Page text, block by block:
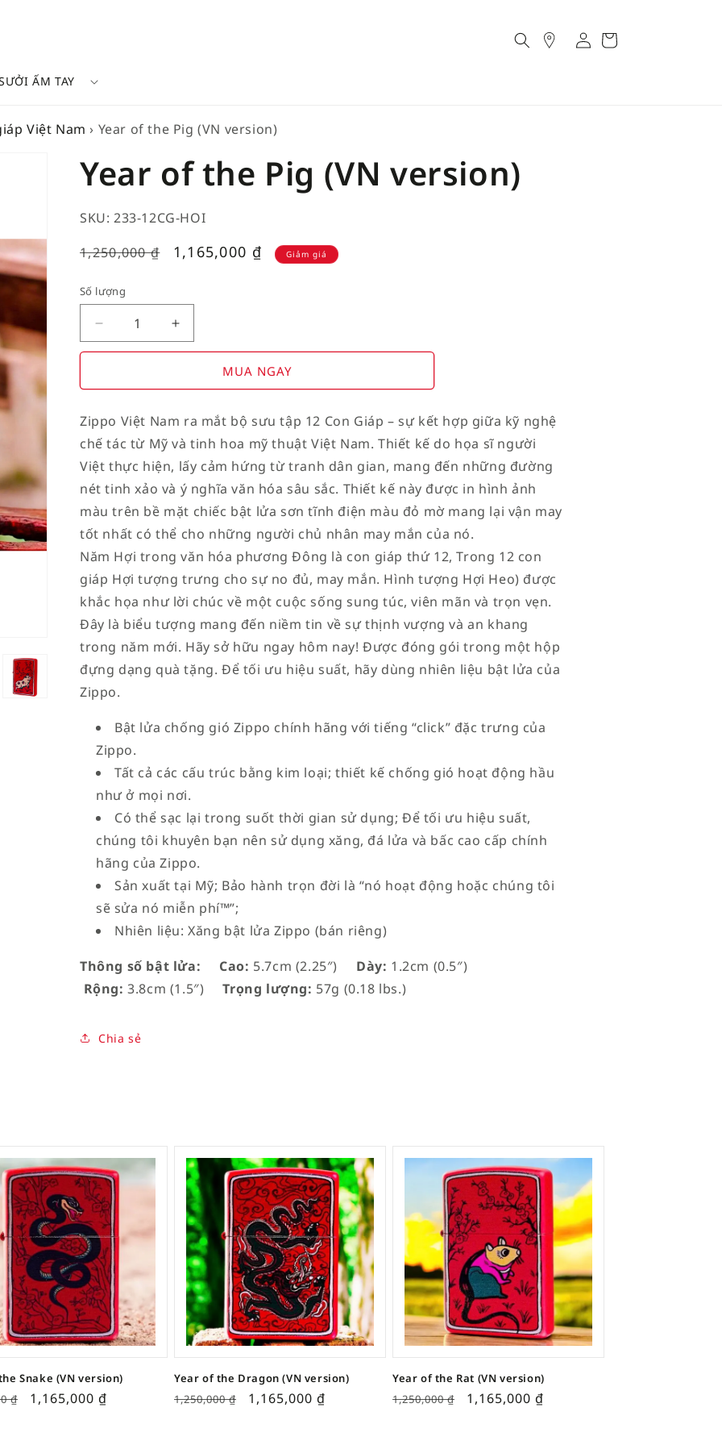
ẤM TAY
AccountCart
Việt Nam › Year of the Pig (VN version)
Year of the Pig (VN version)
SKU: 233-12CG-HOI
1,250,000₫
Giá
1,165,000 ₫ Giảm giá
Số lượng
Decrease
quantity
American
on
Flag
Increase
quantity
American
on
Flag
MUA NGAY
Zippo Việt Nam ra mắt bộ sưu tập 12 Con Giáp – sự kết hợp giữa kỹ nghệ
chế tác từ Mỹ và tinh hoa mỹ thuật Việt Nam. Thiết kế do họa sĩ người
Việt thực hiện, lấy cảm hứng từ tranh dân gian, mang đến những đường
nét tinh xảo và ý nghĩa văn hóa sâu sắc. Thiết kế này được in hình ảnh
màu trên bề mặt chiếc bật lửa sơn tĩnh điện màu đỏ mờ mang lại vận may
tốt nhất có thể cho những người chủ nhân may mắn của nó.
Năm Hợi trong văn hóa phương Đông là con giáp thứ 12, Trong 12 con
giáp Hợi tượng trưng cho sự no đủ, may mắn. Hình tượng Hợi Heo) được
khắc họa như lời chúc về một cuộc sống sung túc, viên mãn và trọn vẹn.
Đây là biểu tượng mang đến niềm tin về sự thịnh vượng và an khang
trong năm mới. Hãy sở hữu ngay hôm nay! Được đóng gói trong một hộp
đựng dạng quà tặng. Để tối ưu hiệu suất, hãy dùng nhiên liệu bật lửa của
Zippo.
Bật lửa chống gió Zippo chính hãng với tiếng “click” đặc trưng của
Zippo.
Tất cả các cấu trúc bằng kim loại; thiết kế chống gió hoạt động hầu
như ở mọi nơi.
Có thể sạc lại trong suốt thời gian sử dụng; Để tối ưu hiệu suất,
chúng tôi khuyên bạn nên sử dụng xăng, đá lửa và bấc cao cấp chính
hãng của Zippo.
Sản xuất tại Mỹ; Bảo hành trọn đời là “nó hoạt động hoặc chúng tôi
sẽ sửa nó miễn phí™”;
Nhiên liệu: Xăng bật lửa Zippo (bán riêng)
Thông số bật lửa:
Cao: 5.7cm (2.25″) Dày: 1.2cm (0.5″)
Rộng: 3.8cm (1.5″) Trọng lượng: 57g (0.18 lbs.)
Chia sẻ
Snake (VN version)
₫ 1,165,000 ₫
Year of the Dragon (VN version)
1,250,000₫ 1,165,000 ₫
Year of the Rat (VN version)
1,250,000₫ 1,165,000 ₫